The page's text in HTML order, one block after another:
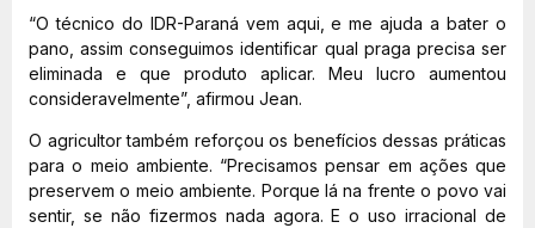
“O técnico do IDR-Paraná vem aqui, e me ajuda a bater o
pano, assim conseguimos identificar qual praga precisa ser
eliminada e que produto aplicar. Meu lucro aumentou
consideravelmente”, afirmou Jean.
O agricultor também reforçou os benefícios dessas práticas
para o meio ambiente. “Precisamos pensar em ações que
preservem o meio ambiente. Porque lá na frente o povo vai
sentir, se não fizermos nada agora. E o uso irracional de